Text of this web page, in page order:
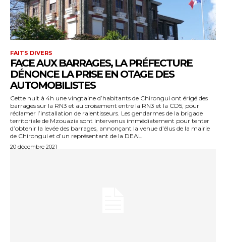
FAITS DIVERS
FACE AUX BARRAGES, LA PRÉFECTURE
DÉNONCE LA PRISE EN OTAGE DES
AUTOMOBILISTES
Cette nuit à 4h une vingtaine d’habitants de Chirongui ont érigé des
barrages sur la RN3 et au croisement entre la RN3 et la CD5, pour
réclamer l’installation de ralentisseurs. Les gendarmes de la brigade
territoriale de Mzouazia sont intervenus immédiatement pour tenter
d’obtenir la levée des barrages, annonçant la venue d’élus de la mairie
de Chirongui et d’un représentant de la DEAL
20 décembre 2021